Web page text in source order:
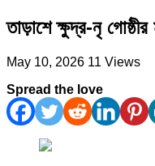
তাড়াশে ক্ষুদ্র-নৃ
May 10, 2026 11 Views
Spread the love